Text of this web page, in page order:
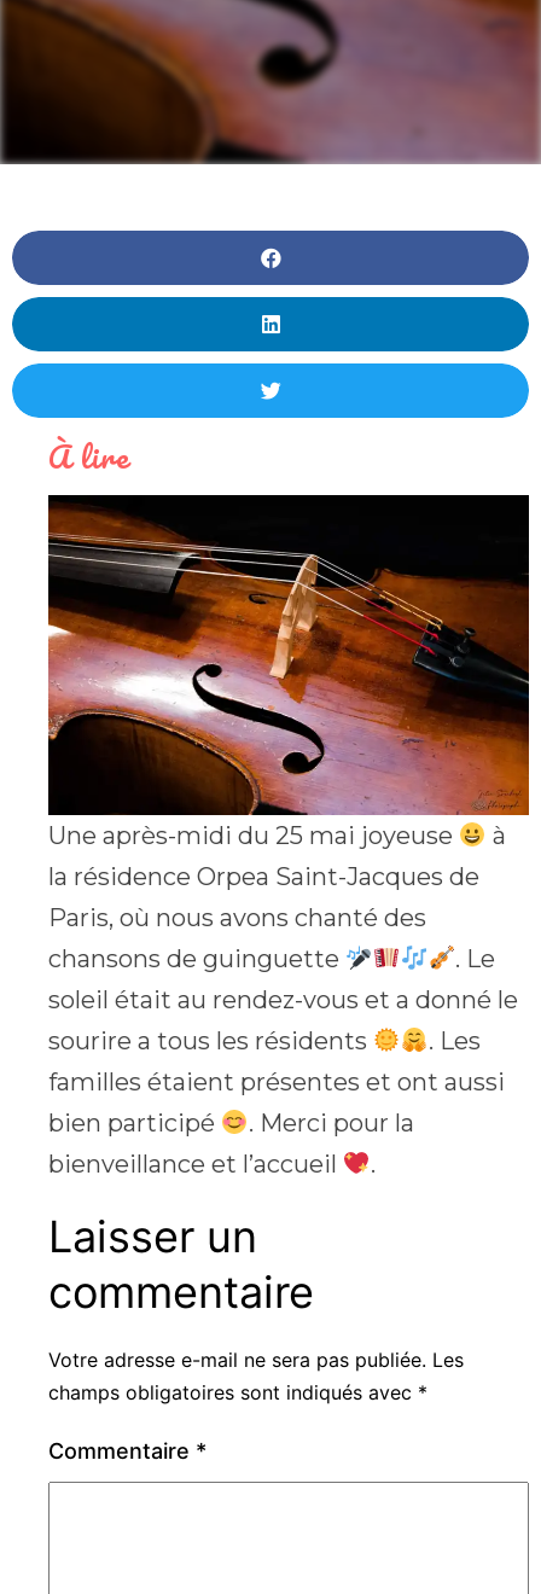
À lire
Une après-midi du 25 mai joyeuse
à
la résidence Orpea Saint-Jacques de
Paris, où nous avons chanté des
chansons de guinguette
. Le
soleil était au rendez-vous et a donné le
sourire a tous les résidents
. Les
familles étaient présentes et ont aussi
bien participé
. Merci pour la
bienveillance et l’accueil
.
Laisser un
commentaire
Votre adresse e-mail ne sera pas publiée. Les
champs obligatoires sont indiqués avec *
Commentaire *